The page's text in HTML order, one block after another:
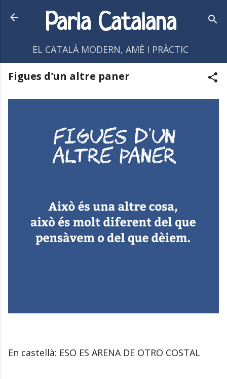
Salta al contingut principal
Parla Catalana
EL CATALÀ MODERN, AMÈ I PRÀCTIC
Figues d'un altre paner
En castellà: ESO ES ARENA DE OTRO COSTAL